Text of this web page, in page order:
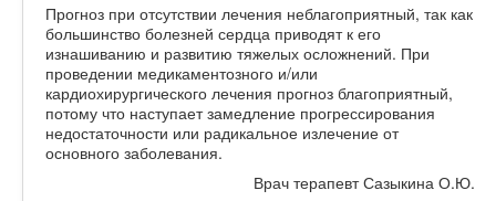
Прогноз при отсутствии лечения неблагоприятный, так как
большинство болезней сердца приводят к его
изнашиванию и развитию тяжелых осложнений. При
проведении медикаментозного и/или
кардиохирургического лечения прогноз благоприятный,
потому что наступает замедление прогрессирования
недостаточности или радикальное излечение от
основного заболевания.
Врач терапевт Сазыкина О.Ю.